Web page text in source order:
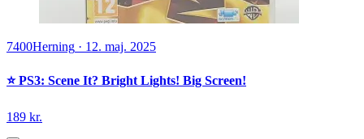
7400Herning · 12. maj. 2025
⭐️ PS3: Scene It? Bright Lights! Big Screen!
189 kr.